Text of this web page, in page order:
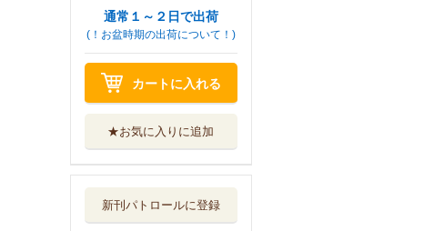
通常１～２日で出荷
(！お盆時期の出荷について！)
カートに入れる
★お気に入りに追加
新刊パトロールに登録
為替介入とは何か
２００兆円規...
進化ってスゴい！